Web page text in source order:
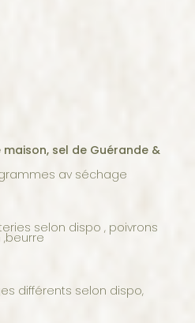
sel de Guérande &
av séchage
différents selon dispo,